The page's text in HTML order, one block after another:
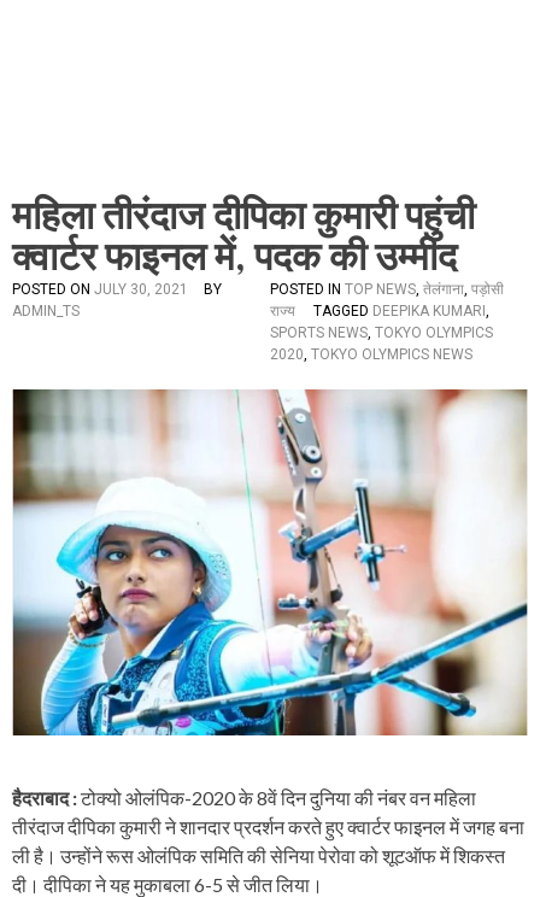
महिला तीरंदाज दीपिका कुमारी पहुंची
क्वार्टर फाइनल में, पदक की उम्मीद
POSTED ON JULY 30, 2021
BY
ADMIN_TS
POSTED IN TOP NEWS, तेलंगाना, पड़ोसी
राज्य
TAGGED DEEPIKA KUMARI ,
SPORTS NEWS, TOKYO OLYMPICS
2020, TOKYO OLYMPICS NEWS
हैदराबाद :टोक्यो ओलंपिक-2020 के 8वें दिन दुनिया की नंबर वन महिला
तीरंदाज दीपिका कुमारी ने शानदार प्रदर्शन करते हुए क्वार्टर फाइनल में जगह बना
ली है। उन्होंने रूस ओलंपिक समिति की सेनिया पेरोवा को शूटऑफ में शिकस्त
दी। दीपिका ने यह मुकाबला 6-5 से जीत लिया।